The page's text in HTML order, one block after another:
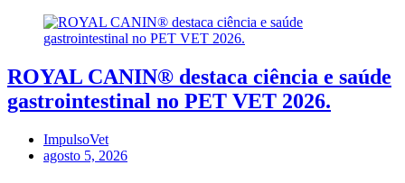
ROYAL CANIN® destaca ciência e saúde
gastrointestinal no PET VET 2026.
ImpulsoVet
agosto 5, 2026